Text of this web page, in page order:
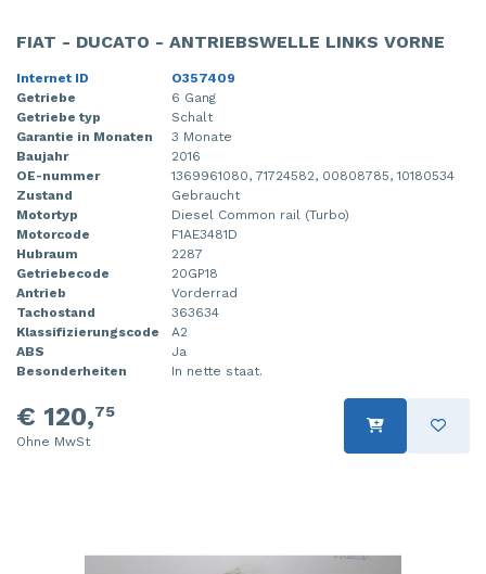
FIAT - DUCATO - ANTRIEBSWELLE LINKS VORNE
Internet ID
O357409
Getriebe
6 Gang
Getriebe typ
Schalt
Garantie in Monaten
3 Monate
Baujahr
2016
OE-nummer
1369961080, 71724582, 00808785, 10180534
Zustand
Gebraucht
Motortyp
Diesel Common rail (Turbo)
Motorcode
F1AE3481D
Hubraum
2287
Getriebecode
20GP18
Antrieb
Vorderrad
Tachostand
363634
Klassifizierungscode
A2
ABS
Ja
Besonderheiten
In nette staat.
€ 120,75
Ohne MwSt
Steuergerät Motormanagement
Stoßdämpferstrebe links vorne
Stoßdämpferstrebe rechts vorne
Turbo
Tür 2-türig links
Vorderwand
Zylinderkopf
Ölwanne
Tür 4-türig links vorne
Tür 4-türig rechts hinten
Tür 4-türig rechts vorne